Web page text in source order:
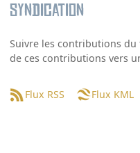
Syndication
Suivre les contributions du
de ces contributions vers
Flux RSS Flux KML